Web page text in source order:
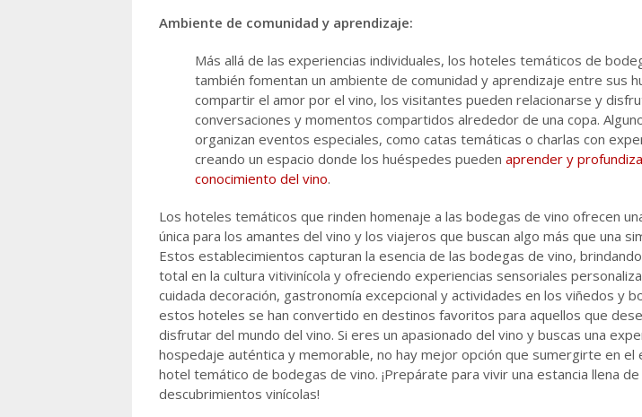
Ambiente de comunidad y aprendizaje:
Más allá de las experiencias individuales, los hoteles temáticos de
también fomentan un ambiente de comunidad y aprendizaje entre sus
compartir el amor por el vino, los visitantes pueden relacionarse y
conversaciones y momentos compartidos alrededor de una copa.
organizan eventos especiales, como catas temáticas o charlas con
creando un espacio donde los huéspedes pueden aprender y
conocimiento del vino.
Los hoteles temáticos que rinden homenaje a las bodegas de vino ofrecen
única para los amantes del vino y los viajeros que buscan algo más que una
Estos establecimientos capturan la esencia de las bodegas de vino,
total en la cultura vitivinícola y ofreciendo experiencias sensoriales
cuidada decoración, gastronomía excepcional y actividades en los viñedos y
estos hoteles se han convertido en destinos favoritos para aquellos que
disfrutar del mundo del vino. Si eres un apasionado del vino y buscas una
hospedaje auténtica y memorable, no hay mejor opción que sumergirte en el
hotel temático de bodegas de vino. ¡Prepárate para vivir una estancia llena
descubrimientos vinícolas!